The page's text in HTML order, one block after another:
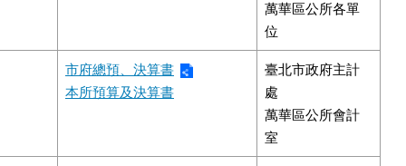
萬華區公所各單
位
市府總預、決算書
本所預算及決算書
臺北市政府主計
處
萬華區公所會計
室